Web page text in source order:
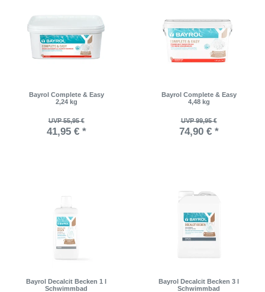
Bayrol Complete & Easy
2,24 kg
UVP 55,95 €
41,95 € *
Bayrol Complete & Easy
4,48 kg
UVP 99,95 €
74,90 € *
Bayrol Decalcit Becken 1 l
Schwimmbad
Bayrol Decalcit Becken 3 l
Schwimmbad